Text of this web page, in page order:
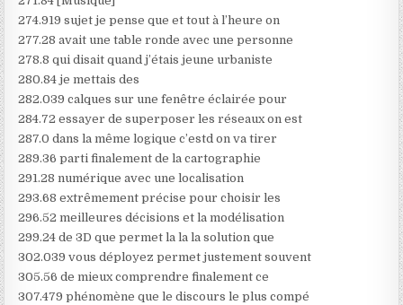
274.919 sujet je pense que et tout à l’heure on
277.28 avait une table ronde avec une personne
278.8 qui disait quand j’étais jeune urbaniste
280.84 je mettais des
282.039 calques sur une fenêtre éclairée pour
284.72 essayer de superposer les réseaux on est
287.0 dans la même logique c’estd on va tirer
289.36 parti finalement de la cartographie
291.28 numérique avec une localisation
293.68 extrêmement précise pour choisir les
296.52 meilleures décisions et la modélisation
299.24 de 3D que permet la la la solution que
302.039 vous déployez permet justement souvent
305.56 de mieux comprendre finalement ce
307.479 phénomène que le discours le plus compé